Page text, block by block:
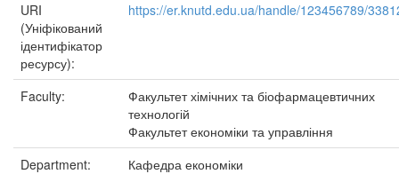
URI
(Уніфікований
ідентифікатор
ресурсу):
https://er.knutd.edu.ua/handle/123456789/
Faculty:
Факультет хімічних та біофармацевтичних
технологій
Факультет економіки та управління
Department:
Кафедра економіки